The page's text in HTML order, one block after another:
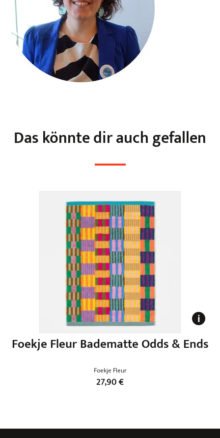
Das könnte dir auch gefallen
Foekje Fleur Badematte Odds & Ends
Foekje Fleur
27,90€